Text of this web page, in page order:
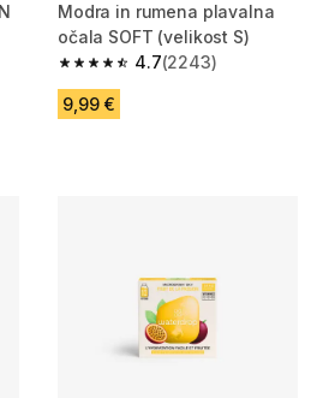
Modra in rumena plavalna
očala SOFT (velikost S)
4.7
4.7 od 5 zvezdic from 2243
(2243)
9,99 €